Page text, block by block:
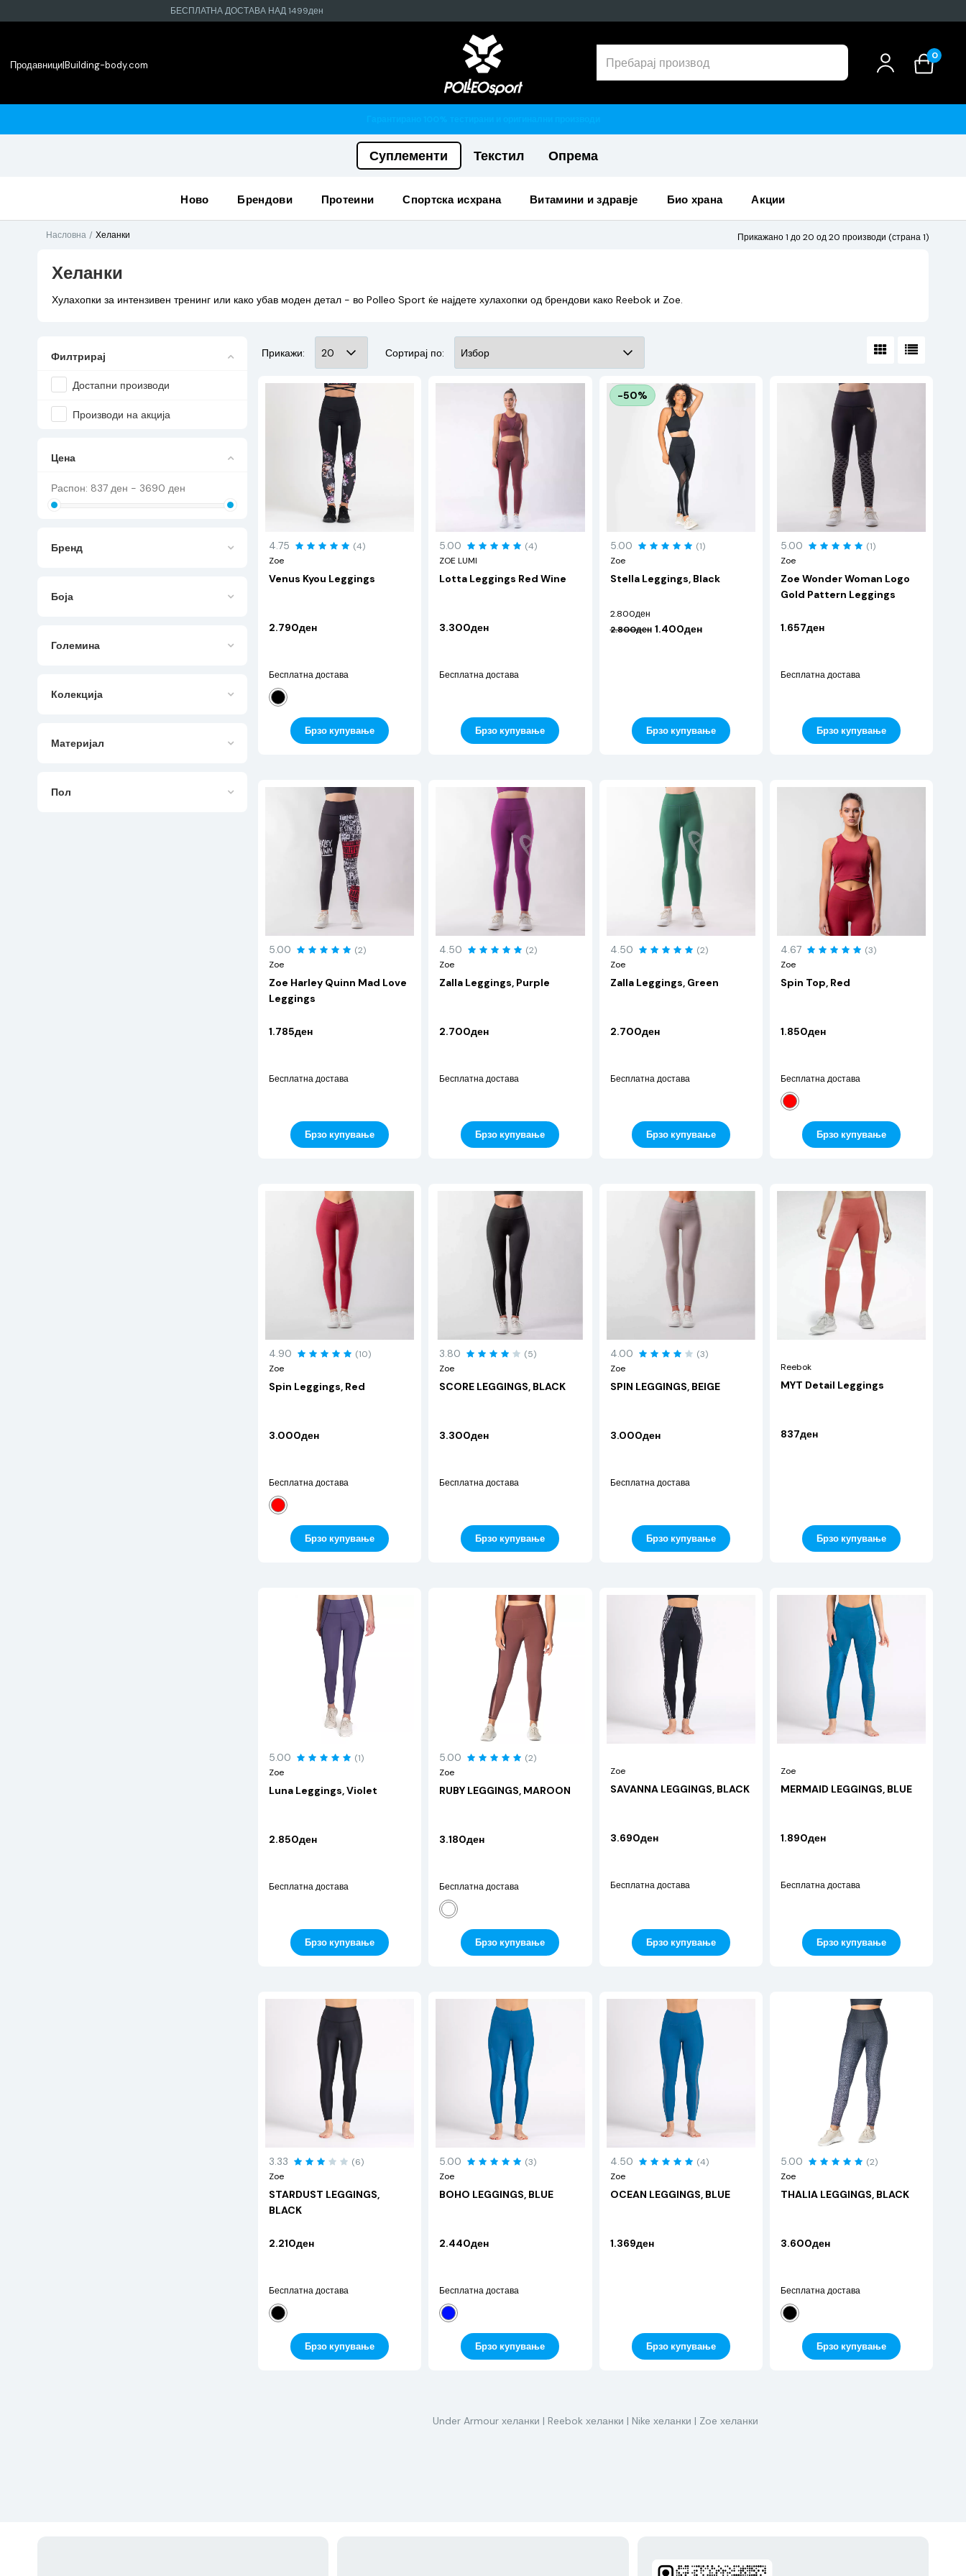
БЕСПЛАТНА ДОСТАВА НАД 1499ден
Продавници|Building-body.com
0
Суплементи Текстил Опрема
ново брендови протеини спортска исхрана витамини и здравје био храна акции
Насловна Хеланки Прикажано 1 до 20 од 20 производи (страна 1)
Хеланки
Хулахопки за интензивен тренинг или како убав моден детал - во Polleo Sport ќе најдете хулахопки од брендови како Reebok и Zoe.
Филтрирај
Достапни производи
Производи на акција
Цена
Распон: 837 ден - 3690 ден
Бренд
Боја
Големина
Колекција
Материјал
Пол
Прикажи: Сортирај по:
4.75
(4)
Zoe
Venus Kyou Leggings
2.790ден
Бесплатна достава
Брзо купување
5.00
(4)
ZOE LUMI
Lotta Leggings Red Wine
3.300ден
Бесплатна достава
Брзо купување
-50%
5.00
(1)
Zoe
Stella Leggings, Black
2.800ден
2.800ден 1.400ден
Брзо купување
5.00
(1)
Zoe
Zoe Wonder Woman Logo
Gold Pattern Leggings
1.657ден
Бесплатна достава
Брзо купување
5.00
(2)
Zoe
Zoe Harley Quinn Mad Love
Leggings
1.785ден
Бесплатна достава
Брзо купување
4.50
(2)
Zoe
Zalla Leggings, Purple
2.700ден
Бесплатна достава
Брзо купување
4.50
(2)
Zoe
Zalla Leggings, Green
2.700ден
Бесплатна достава
Брзо купување
4.67
(3)
Zoe
Spin Top, Red
1.850ден
Бесплатна достава
Брзо купување
4.90
(10)
Zoe
Spin Leggings, Red
3.000ден
Бесплатна достава
Брзо купување
3.80
(5)
Zoe
SCORE LEGGINGS, BLACK
3.300ден
Бесплатна достава
Брзо купување
4.00
(3)
Zoe
SPIN LEGGINGS, BEIGE
3.000ден
Бесплатна достава
Брзо купување
Reebok
MYT Detail Leggings
837ден
Брзо купување
5.00
(1)
Zoe
Luna Leggings, Violet
2.850ден
Бесплатна достава
Брзо купување
5.00
(2)
Zoe
RUBY LEGGINGS, MAROON
3.180ден
Бесплатна достава
Брзо купување
Zoe
SAVANNA LEGGINGS, BLACK
3.690ден
Бесплатна достава
Брзо купување
Zoe
MERMAID LEGGINGS, BLUE
1.890ден
Бесплатна достава
Брзо купување
3.33
(6)
Zoe
STARDUST LEGGINGS,
BLACK
2.210ден
Бесплатна достава
Брзо купување
5.00
(3)
Zoe
BOHO LEGGINGS, BLUE
2.440ден
Бесплатна достава
Брзо купување
4.50
(4)
Zoe
OCEAN LEGGINGS, BLUE
1.369ден
Брзо купување
5.00
(2)
Zoe
THALIA LEGGINGS, BLACK
3.600ден
Бесплатна достава
Брзо купување
Under Armour хеланки | Reebok хеланки | Nike хеланки | Zoe хеланки